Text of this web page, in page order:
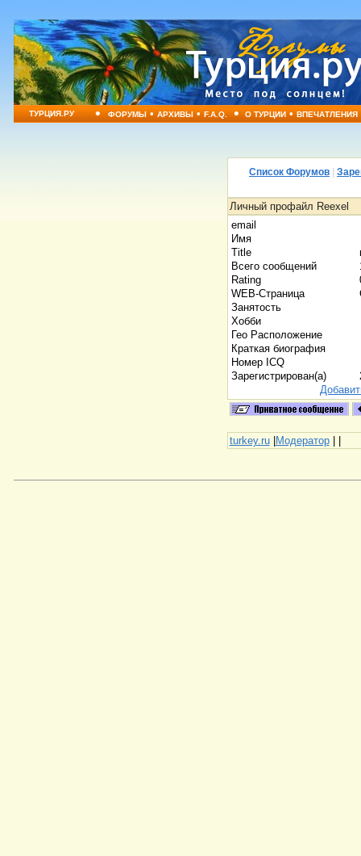
ТУРЦИЯ.РУ • ФОРУМЫ•АРХИВЫ•F.A.Q. • О ТУРЦИИ•ВПЕЧАТЛЕНИЯ
Список Форумов
Личный профайл Reexel
email
Имя
Title
Всего сообщений
Rating
WEB-Страница
Занятость
Хобби
Гео Расположение
Краткая биография
Номер ICQ
Зарегистрирован(а)
turkey.ru|Модератор| |